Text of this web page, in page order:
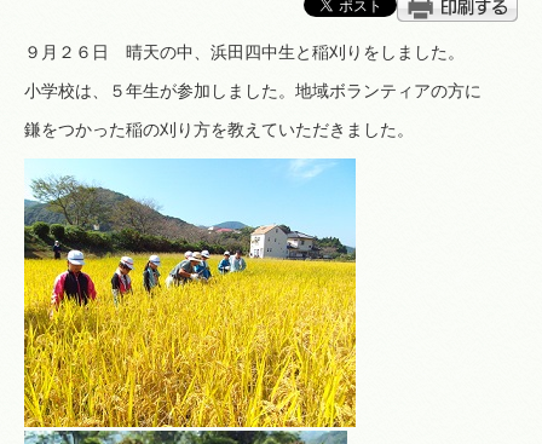
９月２６日 晴天の中、浜田四中生と稲刈りをしました。
小学校は、５年生が参加しました。地域ボランティアの方に
鎌をつかった稲の刈り方を教えていただきました。